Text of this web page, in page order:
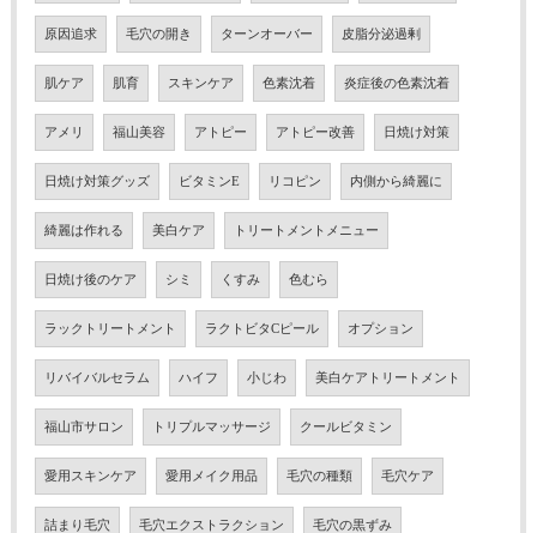
原因追求 毛穴の開き ターンオーバー 皮脂分泌過剰
肌ケア 肌育 スキンケア 色素沈着 炎症後の色素沈着
アメリ 福山美容 アトピー アトピー改善 日焼け対策
日焼け対策グッズ ビタミンE リコピン 内側から綺麗に
綺麗は作れる 美白ケア トリートメントメニュー
日焼け後のケア シミ くすみ 色むら
ラックトリートメント ラクトビタCピール オプション
リバイバルセラム ハイフ 小じわ 美白ケアトリートメント
福山市サロン トリプルマッサージ クールビタミン
愛用スキンケア 愛用メイク用品 毛穴の種類 毛穴ケア
詰まり毛穴 毛穴エクストラクション 毛穴の黒ずみ